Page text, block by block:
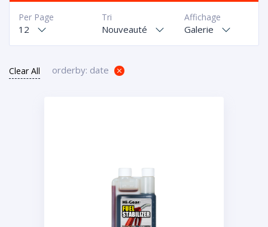
Affichage
Galerie
Tri
Nouveauté
Per Page
12
Clear All orderby: date